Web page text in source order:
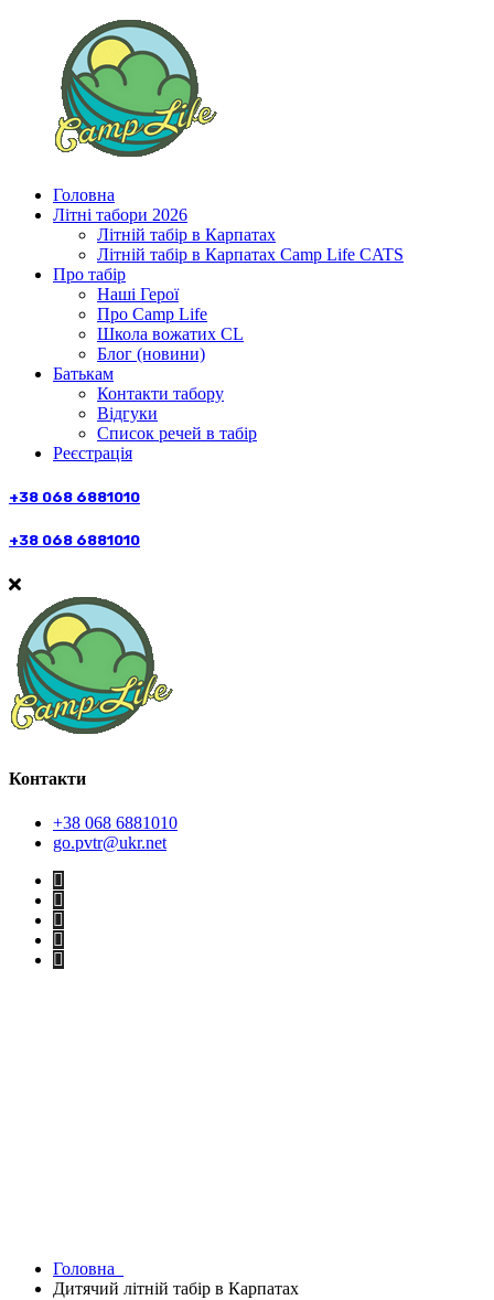
Головна
Літні табори 2026
Літній табір в Карпатах
Літній табір в Карпатах Сamp Life CATS
Про табір
Наші Герої
Про Camp Life
Школа вожатих CL
Блог (новини)
Батькам
Контакти табору
Відгуки
Список речей в табір
Реєстрація
+38 068 6881010
+38 068 6881010
Контакти
+38 068 6881010
go.pvtr@ukr.net
Головна
Дитячий літній табір в Карпатах